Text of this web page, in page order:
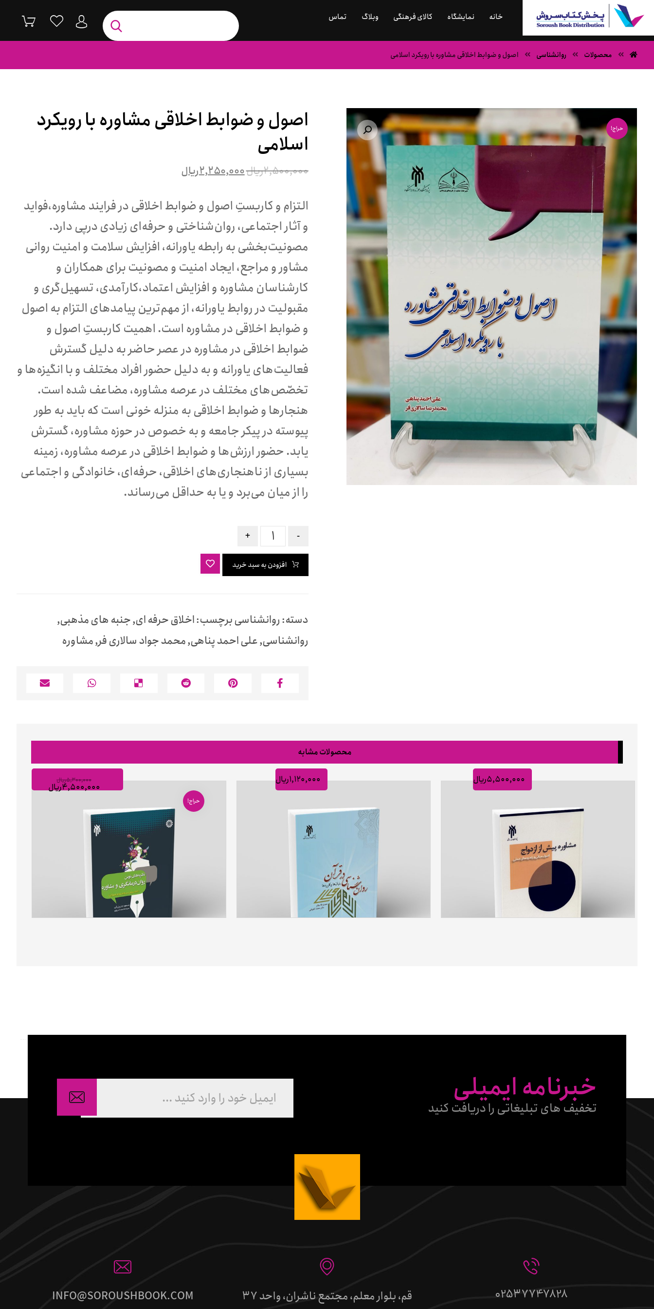
خانه نمایشگاه کالای فرهنگی وبلاگ تماس
محصولات روانشناسی اصول و ضوابط اخلاقی مشاوره با رویکرد اسلامی
حراج! بزرگنمایی تصویر
اصول و ضوابط اخلاقی مشاوره با رویکرد
اسلامی
۲,۵۰۰,۰۰۰ریال۲,۲۵۰,۰۰۰ریال
التزام و کاربستِ اصول و ضوابط اخلاقی در فرایند مشاوره،فواید
و آثار اجتماعی، روان‌شناختی و حرفه‌ای زیادی درپی دارد.
مصونیت‌بخشی به رابطه یاورانه، افزایش سلامت و امنیت روانی
مشاور و مراجع، ایجاد امنیت و مصونیت برای همکاران و
کارشناسان مشاوره و افزایش اعتماد،کارآمدی، تسهیل‌گری و
مقبولیت در روابط یاورانه، از مهم‌ترین پیامدهای التزام به اصول
و ضوابط اخلاقی در مشاوره است. اهمیت کاربستِ اصول و
ضوابط اخلاقی در مشاوره در عصر حاضر به دلیل گسترش
فعالیت‌های یاورانه و به دلیل حضور افراد مختلف و با انگیزه‌ها و
تخصّص‌های مختلف در عرصه مشاوره، مضاعف شده است.
هنجارها و ضوابط اخلاقی به منزله خونی است که باید به طور
پیوسته در پیکر جامعه و به خصوص در حوزه مشاوره، گسترش
یابد. حضور ارزش‌ها و ضوابط اخلاقی در عرصه مشاوره، زمینه
بسیاری از ناهنجاری‌های اخلاقی، حرفه‌ای، خانوادگی و اجتماعی
را از میان می‌برد و یا به حداقل می‌رساند.
-
+
افزودن به سبد خرید
دسته:روانشناسیبرچسب:اخلاق حرفه ای,جنبه های مذهبی,
روانشناسی,علی احمد پناهی,محمد جواد سالاری فر,مشاوره
محصولات مشابه
۵,۵۰۰,۰۰۰ریال ۱,۱۲۰,۰۰۰ریال ۵,۳۰۰,۰۰۰ریال
۴,۵۰۰,۰۰۰ریال
حراج!
خبرنامه ایمیلی
تخفیف های تبلیغاتی را دریافت کنید
02537747828 قم، بلوار معلم، مجتمع ناشران، واحد 37 INFO@SOROUSHBOOK.COM